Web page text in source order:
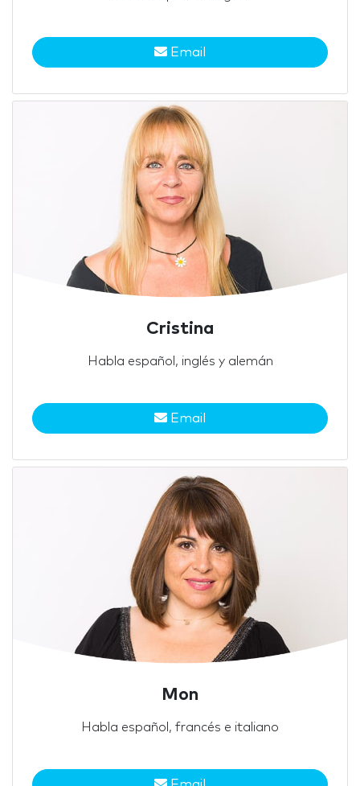
Email
Cristina
Habla español, inglés y alemán
Email
Mon
Habla español, francés e italiano